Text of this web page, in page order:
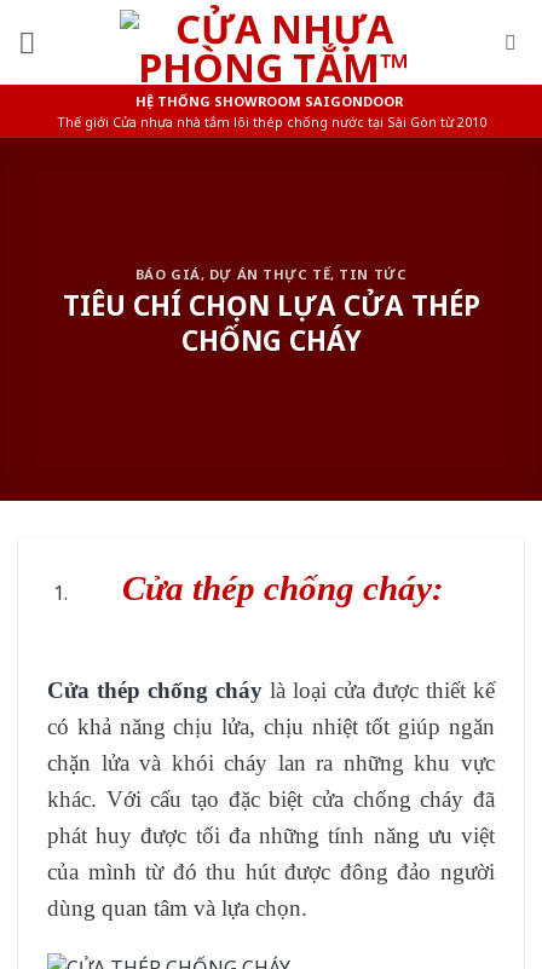
HỆ THỐNG SHOWROOM SAIGONDOOR
Thế giới Cửa nhựa nhà tắm lõi thép chống nước tại Sài Gòn từ 2010
BÁO GIÁ, DỰ ÁN THỰC TẾ, TIN TỨC
TIÊU CHÍ CHỌN LỰA CỬA THÉP
CHỐNG CHÁY
Cửa thép chống cháy:
Cửa thép chống cháy là loại cửa được thiết kế
có khả năng chịu lửa, chịu nhiệt tốt giúp ngăn
chặn lửa và khói cháy lan ra những khu vực
khác. Với cấu tạo đặc biệt cửa chống cháy đã
phát huy được tối đa những tính năng ưu việt
của mình từ đó thu hút được đông đảo người
dùng quan tâm và lựa chọn.